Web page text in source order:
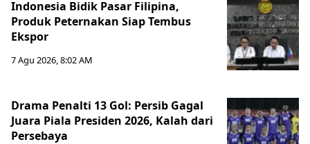
Indonesia Bidik Pasar Filipina,
Produk Peternakan Siap Tembus
Ekspor
7 Agu 2026, 8:02 AM
Drama Penalti 13 Gol: Persib Gagal
Juara Piala Presiden 2026, Kalah dari
Persebaya